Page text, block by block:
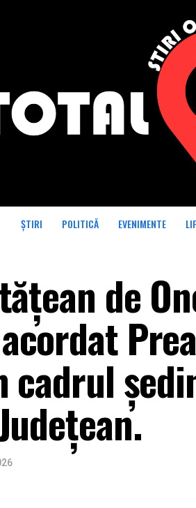
ȘTIRI POLITICĂ EVENIMENTE
de
cadrul